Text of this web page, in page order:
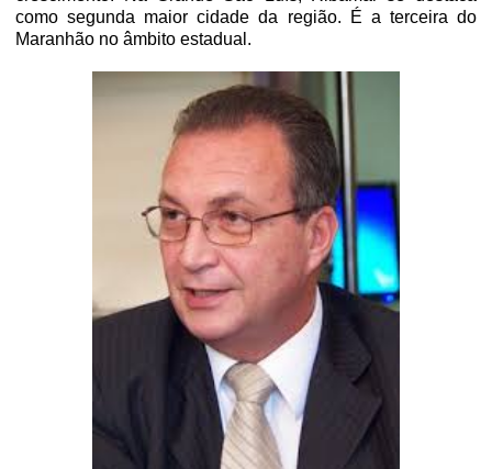
como segunda maior cidade da região. É a terceira do
Maranhão no âmbito estadual.